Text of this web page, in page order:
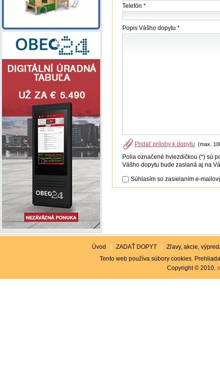
Telefón *
Popis Vášho dopytu *
Pridať prílohy k dopytu (max.
Polia označené hviezdičkou (*) sú
Vášho dopytu bude zaslaná aj na
Súhlasím so zasielaním e-
Úvod ZADAŤ DOPYT
Zľavy, akcie,
Tento web používa súbory cookies.
Copyright © 2010.